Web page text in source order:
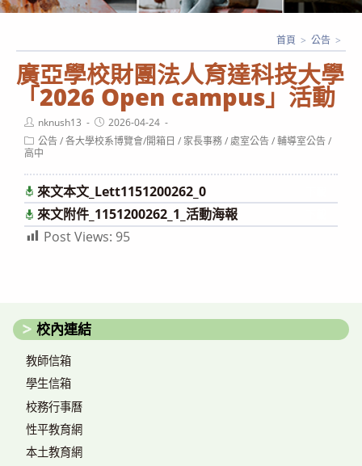
廣亞學校財團法人育達科技大學
「2026 Open campus」活動
首頁 > 公告 >
Post
author:
nknush13
Post
published:
2026-04-24
Post
category:
公告/各大學校系博覽會/開箱日 / 家長事務/處室公告/輔導室公告/
高中
來文本文_Lett1151200262_0
來文附件_1151200262_1_活動海報
Post Views: 95
校內連結
教師信箱
學生信箱
校務行事曆
性平教育網
本土教育網